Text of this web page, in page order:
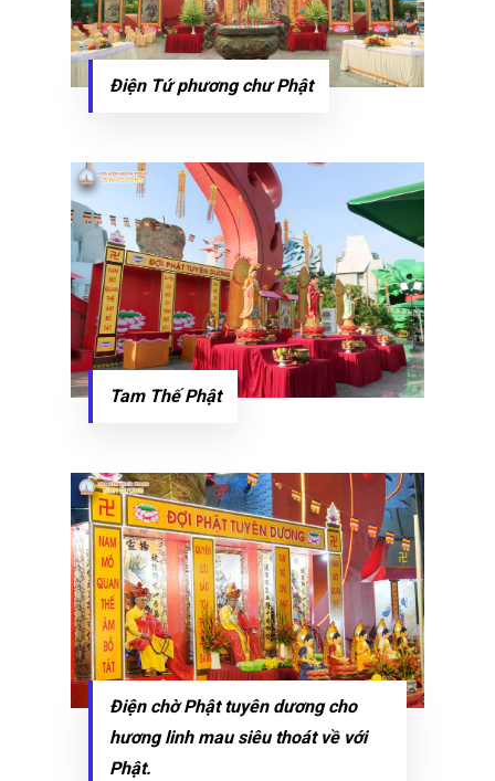
Điện Tứ phương chư Phật
Tam Thế Phật
Điện chờ Phật tuyên dương cho
hương linh mau siêu thoát về với
Phật.